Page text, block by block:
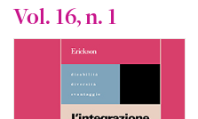
Vol. 16, n. 1